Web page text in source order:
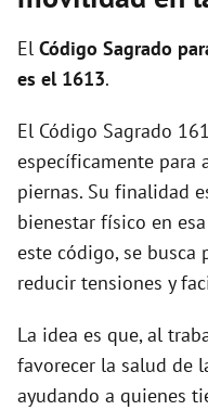
El Código Sagrado
es el 1613.
El Código Sagrado
específicamente para
piernas. Su finalidad
bienestar físico en
este código, se
reducir tensiones y
La idea es que, al
favorecer la salud de
ayudando a quienes